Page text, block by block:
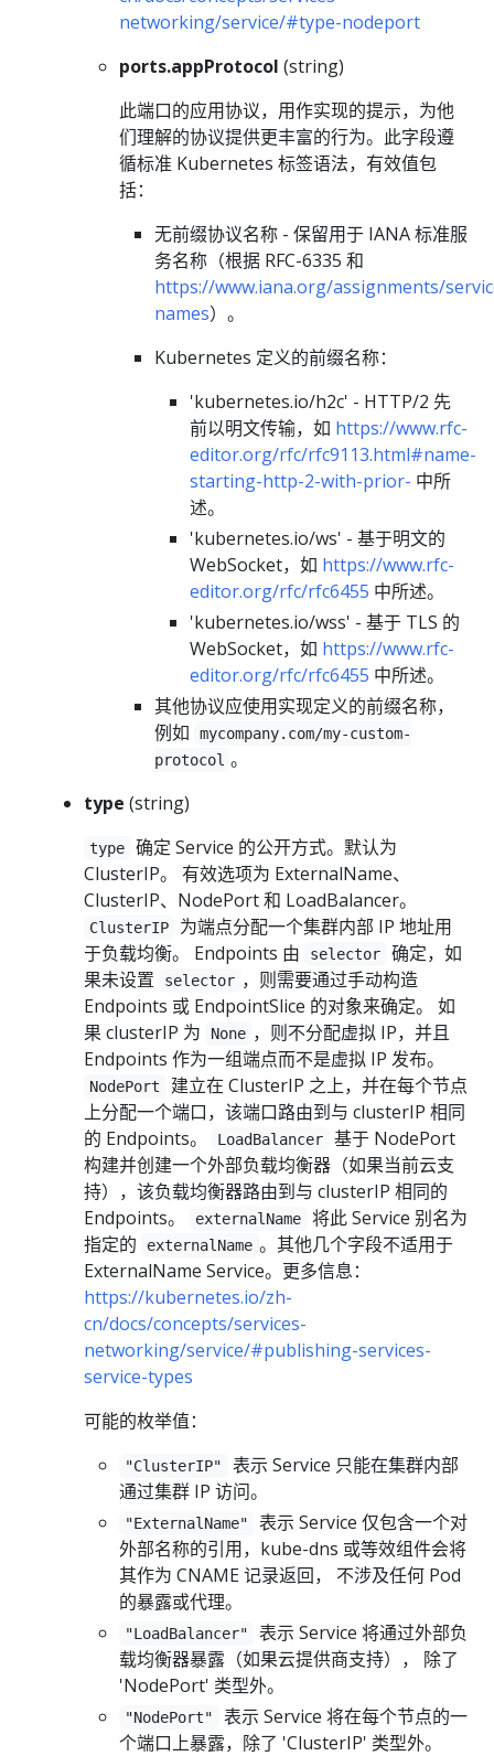
networking/service/#type-nodeport
ports.appProtocol (string)
此端口的应用协议，用作实现的提示，为他
们理解的协议提供更丰富的行为。此字段遵
循标准 Kubernetes 标签语法，有效值包
括：
无前缀协议名称 - 保留用于 IANA 标准服
务名称（根据 RFC-6335 和
https://www.iana.org/assignments/
names）。
Kubernetes 定义的前缀名称：
'kubernetes.io/h2c' - HTTP/2 先
前以明文传输，如 https://www.rfc-
editor.org/rfc/rfc9113.html#name-
starting-http-2-with-prior- 中所
述。
'kubernetes.io/ws' - 基于明文的
WebSocket，如 https://www.rfc-
editor.org/rfc/rfc6455 中所述。
'kubernetes.io/wss' - 基于 TLS 的
WebSocket，如 https://www.rfc-
editor.org/rfc/rfc6455 中所述。
其他协议应使用实现定义的前缀名称，
例如
mycompany.com/my-custom-
protocol 。
type (string)
type
确定 Service 的公开方式。默认为
ClusterIP。 有效选项为 ExternalName、
ClusterIP、NodePort 和 LoadBalancer。
ClusterIP
为端点分配一个集群内部 IP 地址用
于负载均衡。 Endpoints 由
selector
确定，如
果未设置
selector ，则需要通过手动构造
Endpoints 或 EndpointSlice 的对象来确定。 如
果 clusterIP 为
None ，则不分配虚拟 IP，并且
Endpoints 作为一组端点而不是虚拟 IP 发布。
NodePort
建立在 ClusterIP 之上，并在每个节点
上分配一个端口，该端口路由到与 clusterIP 相同
的 Endpoints。
LoadBalancer
基于 NodePort
构建并创建一个外部负载均衡器（如果当前云支
持），该负载均衡器路由到与 clusterIP 相同的
Endpoints。
externalName
将此 Service 别名为
指定的
externalName 。其他几个字段不适用于
ExternalName Service。更多信息：
https://kubernetes.io/zh-
cn/docs/concepts/services-
networking/service/#publishing-services-
service-types
可能的枚举值：
"ClusterIP"
表示 Service 只能在集群内部
通过集群 IP 访问。
"ExternalName"
表示 Service 仅包含一个对
外部名称的引用，kube-dns 或等效组件会将
其作为 CNAME 记录返回， 不涉及任何 Pod
的暴露或代理。
"LoadBalancer"
表示 Service 将通过外部负
载均衡器暴露（如果云提供商支持）， 除了
'NodePort' 类型外。
"NodePort"
表示 Service 将在每个节点的一
个端口上暴露，除了 'ClusterIP' 类型外。